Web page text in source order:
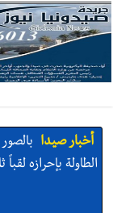
أخبار صيدا
الطاولة بإحرازه